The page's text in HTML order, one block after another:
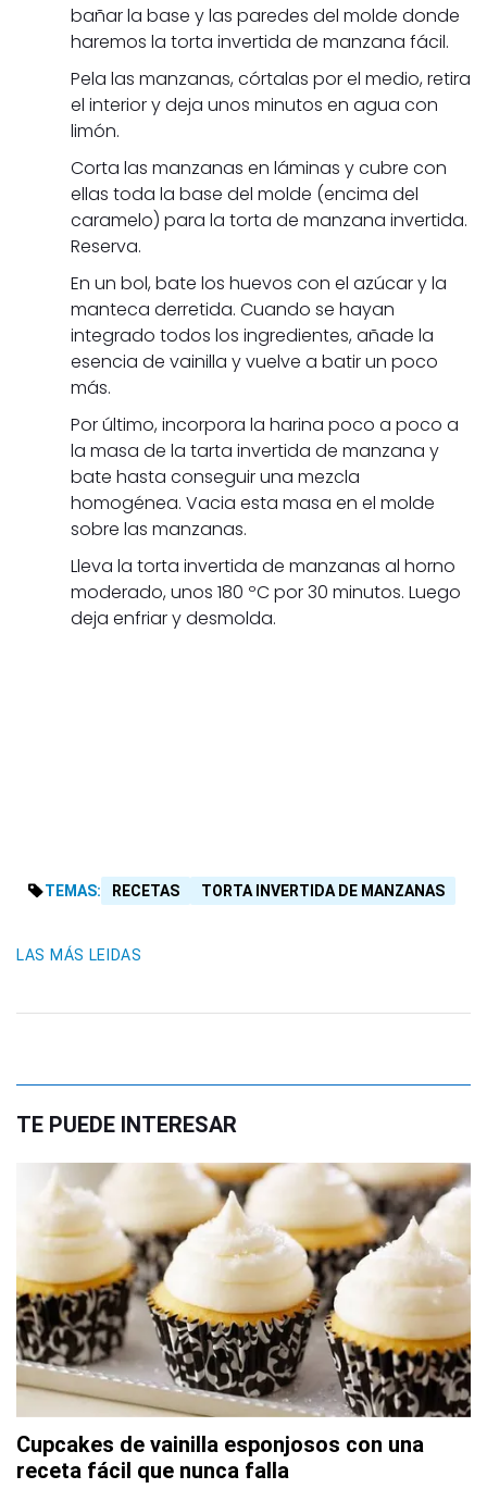
bañar la base y las paredes del molde donde
haremos la torta invertida de manzana fácil.
Pela las manzanas, córtalas por el medio, retira
el interior y deja unos minutos en agua con
limón.
Corta las manzanas en láminas y cubre con
ellas toda la base del molde (encima del
caramelo) para la torta de manzana invertida.
Reserva.
En un bol, bate los huevos con el azúcar y la
manteca derretida. Cuando se hayan
integrado todos los ingredientes, añade la
esencia de vainilla y vuelve a batir un poco
más.
Por último, incorpora la harina poco a poco a
la masa de la tarta invertida de manzana y
bate hasta conseguir una mezcla
homogénea. Vacia esta masa en el molde
sobre las manzanas.
Lleva la torta invertida de manzanas al horno
moderado, unos 180 ºC por 30 minutos. Luego
deja enfriar y desmolda.
TEMAS: RECETAS TORTA INVERTIDA DE MANZANAS
LAS MÁS LEIDAS
TE PUEDE INTERESAR
Cupcakes de vainilla esponjosos con una
receta fácil que nunca falla